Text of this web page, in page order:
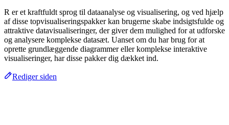
R er et kraftfuldt sprog til dataanalyse og visualisering, og ved hjælp
af disse topvisualiseringspakker kan brugerne skabe indsigtsfulde og
attraktive datavisualiseringer, der giver dem mulighed for at udforske
og analysere komplekse datasæt. Uanset om du har brug for at
oprette grundlæggende diagrammer eller komplekse interaktive
visualiseringer, har disse pakker dig dækket ind.
Rediger siden